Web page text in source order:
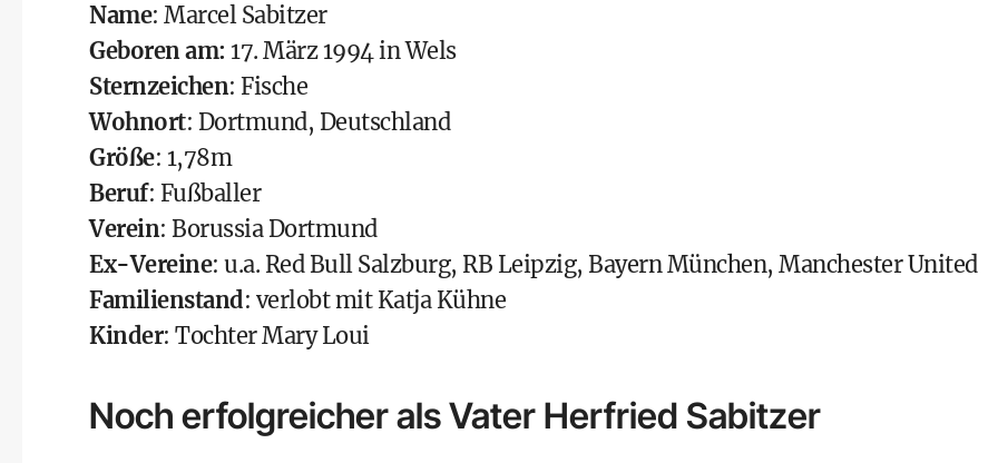
Name: Marcel Sabitzer
Geboren am: 17. März 1994 in Wels
Sternzeichen: Fische
Wohnort: Dortmund, Deutschland
Größe: 1,78m
Beruf: Fußballer
Verein: Borussia Dortmund
Ex-Vereine: u.a. Red Bull Salzburg, RB Leipzig, Bayern München, Manchester United
Familienstand: verlobt mit Katja Kühne
Kinder: Tochter Mary Loui
Noch erfolgreicher als Vater Herfried Sabitzer